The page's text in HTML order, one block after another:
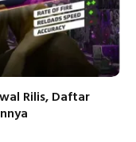
Rilis, Daftar